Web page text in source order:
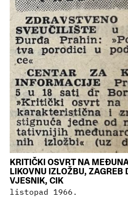
KRITIČKI OSVRT NA
LIKOVNU IZLOŽBU, ZAGREB
VJESNIK, CIK
listopad 1966.